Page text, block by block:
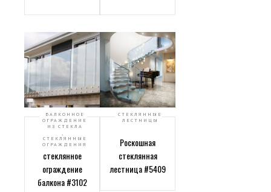
БАЛКОННОЕ
ОГРАЖДЕНИЕ
ИЗ СТЕКЛА
,
СТЕКЛЯННЫЕ
ОГРАЖДЕНИЯ
Прозрачное
стеклянное
ограждение
балкона #3102
СТЕКЛЯННЫЕ
ЛЕСТНИЦЫ
Роскошная
стеклянная
лестница #5409